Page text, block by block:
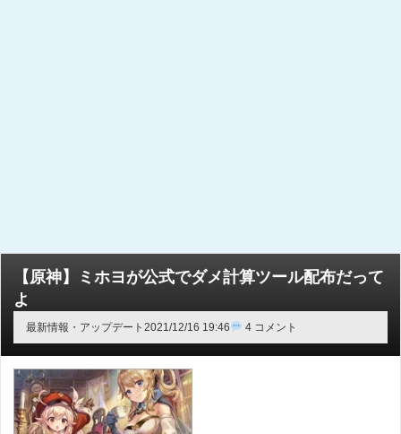
【原神】ミホヨが公式でダメ計算ツール配布だって
よ
最新情報・アップデート 2021/12/16 19:46 4 コメント